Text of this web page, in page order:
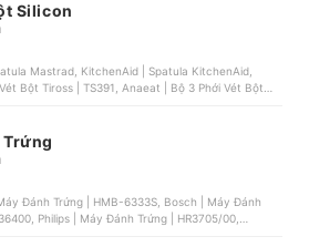
Silicon
Mastrad, KitchenAid | Spatula KitchenAid,
Bột Tiross | TS391, Anaeat | Bộ 3 Phới Vét Bột
Đánh Trứng | HR3705/00,